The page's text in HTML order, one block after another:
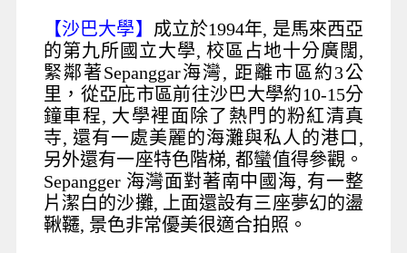
【沙巴大學】 成立於1994年, 是馬來西亞
的第九所國立大學, 校區占地十分廣闊,
緊鄰著Sepanggar海灣, 距離市區約3公
里，從亞庇市區前往沙巴大學約10-15分
鐘車程, 大學裡面除了熱門的粉紅清真
寺, 還有一處美麗的海灘與私人的港口,
另外還有一座特色階梯, 都蠻值得參觀。
Sepangger 海灣面對著南中國海, 有一整
片潔白的沙攤, 上面還設有三座夢幻的盪
鞦韆, 景色非常優美很適合拍照。